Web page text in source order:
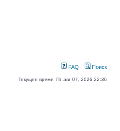
FAQ Поиск
Текущее время: Пт авг 07, 2026 22:36